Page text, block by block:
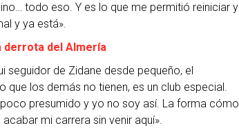
todo eso. Y es lo que me permitió reiniciar y
y ya está».
derrota del Almería
de Zidane desde pequeño, el
que los demás no tienen, es un club especial.
presumido y yo no soy así. La forma cómo
mi carrera sin venir aquí».